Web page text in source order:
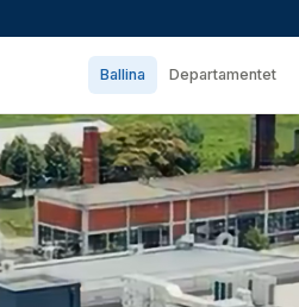
Ballina Departamentet